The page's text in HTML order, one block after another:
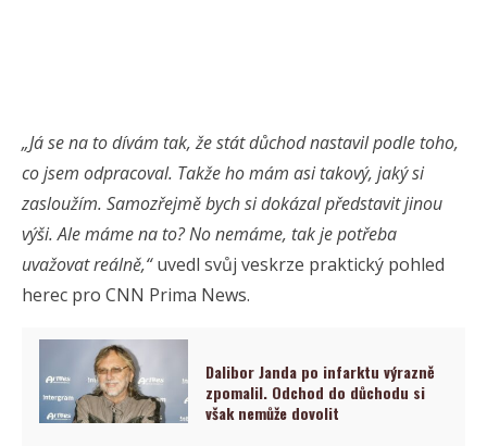
„Já se na to dívám tak, že stát důchod nastavil podle toho,
co jsem odpracoval. Takže ho mám asi takový, jaký si
zasloužím. Samozřejmě bych si dokázal představit jinou
výši. Ale máme na to? No nemáme, tak je potřeba
uvažovat reálně,“uvedl svůj veskrze praktický pohled
herec pro CNN Prima News.
Dalibor Janda po infarktu výrazně
zpomalil. Odchod do důchodu si
však nemůže dovolit